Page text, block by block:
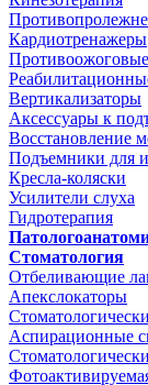
Кардиотренажеры
Вертикализаторы
Аксессуары к
Восстановление
Подъемники для
Кресла-коляски
Усилители слуха
Гидротерапия
Стоматология
Отбеливающие
Апекслокаторы
Аспирационные